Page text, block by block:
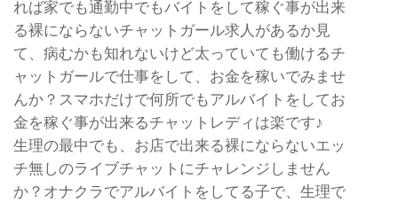
れば家でも通勤中でもバイトをして稼ぐ事が出来
る裸にならないチャットガール求人があるか見
て、病むかも知れないけど太っていても働けるチ
ャットガールで仕事をして、お金を稼いでみませ
んか？スマホだけで何所でもアルバイトをしてお
金を稼ぐ事が出来るチャットレディは楽です♪
生理の最中でも、お店で出来る裸にならないエッ
チ無しのライブチャットにチャレンジしません
か？オナクラでアルバイトをしてる子で、生理で